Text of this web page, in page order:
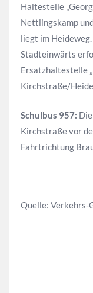
Haltestelle
Nettlingskamp
liegt im Heideweg.
Stadteinwärts
Ersatzhaltestelle
Kirchstraße/
Schulbus 957:
Kirchstraße vor
Fahrtrichtung
Quelle: Verkehrs-